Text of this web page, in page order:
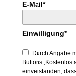
E-Mail*
Einwilligung*
Durch Angabe
Buttons ‚Kostenlos
einverstanden,